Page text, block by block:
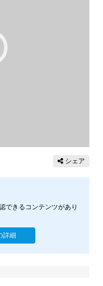
シェア
できるコンテンツがあり
詳細